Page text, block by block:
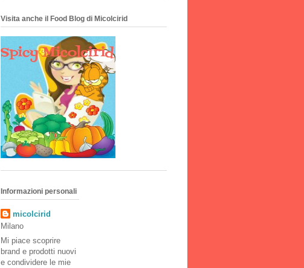
Visita anche il Food Blog di Micolcirid
Informazioni personali
micolcirid
Milano
Mi piace scoprire
brand e prodotti nuovi
e condividere le mie